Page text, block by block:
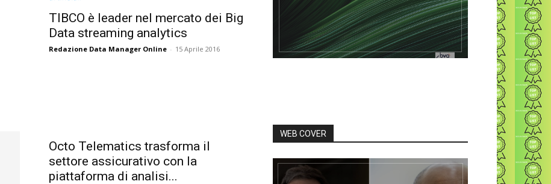
TIBCO è leader nel mercato dei Big
Data streaming analytics
Redazione Data Manager Online - 15 Aprile 2016
Octo Telematics trasforma il
settore assicurativo con la
piattaforma di analisi...
WEB COVER